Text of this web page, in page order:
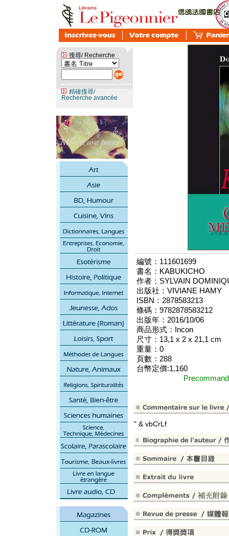
搜尋/ Recherche
精確搜尋/
Recherche avancée
編號：111601699
書名：KABUKICHO
作者：SYLVAIN
出版社：VIVIANE HAMY
ISBN：2878583213
條碼：9782878583212
出版年：2016/10/06
商品形式：Incon
尺寸：13,1 x 2 x 21,1 cm
重量：0
頁數：288
台幣定價:1,160
" & vbCrLf